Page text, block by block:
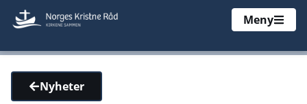
Meny
Nyheter